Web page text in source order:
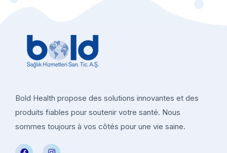
Bold Health propose des solutions innovantes et des
produits fiables pour soutenir votre santé. Nous
sommes toujours à vos côtés pour une vie saine.